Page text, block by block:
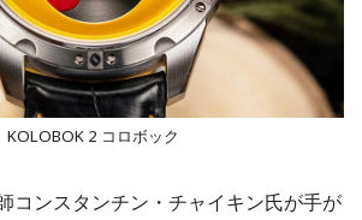
KOLOBOK 2 コロボック
コンスタンチン・チャイキン氏が手が